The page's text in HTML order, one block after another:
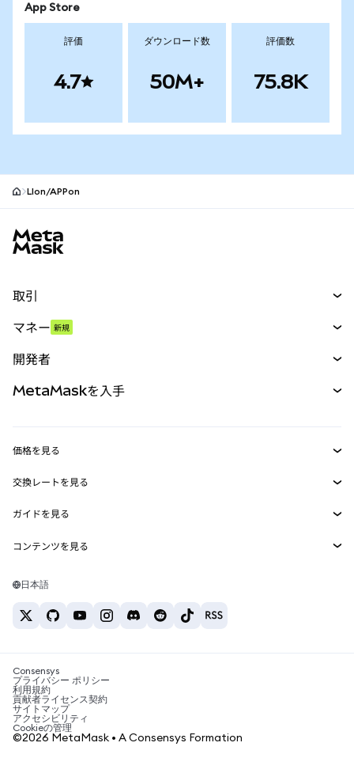
App Store
評価
4.7
ダウンロード数
50M+
評価数
75.8K
LIon/APPon
取引
パーペチュアル
RWA
マネー 新規
開発者
MetaMask Connect
Snaps
Web3サービス
MetaMaskを入手
セキュリティ
サポート
キャリア
お問い合わせ
価格を見る
イーサリアムの価格
Solanaの価格
Tetherの価格
交換レートを見る
ETH→USD
USDT→INR
BTC→INR
ETH→USDT
ガイドを見る
ETHの購入
USDTの購入
SHIBの購入
BNBの購入
コンテンツを見る
Solanaウォレット
税制関連ニュース
暗号資産の購入方法は？
ビットコインを売るには？
日本語
Consensys
プライバシー ポリシー
利用規約
貢献者ライセンス契約
サイトマップ
アクセシビリティ
Cookieの管理
©2026 MetaMask • A Consensys Formation